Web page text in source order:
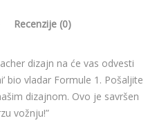
Recenzije (0)
dizajn na će vas odvesti
bio vladar Formule 1. Pošaljite
dizajnom. Ovo je savršen
vožnju!”